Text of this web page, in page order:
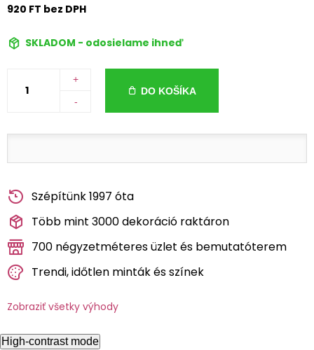
920 FT bez DPH
SKLADOM - odosielame ihneď
+
-
DO KOŠÍKA
Szépítünk 1997 óta
Több mint 3000 dekoráció raktáron
700 négyzetméteres üzlet és bemutatóterem
Trendi, időtlen minták és színek
Zobraziť všetky výhody
High-contrast mode